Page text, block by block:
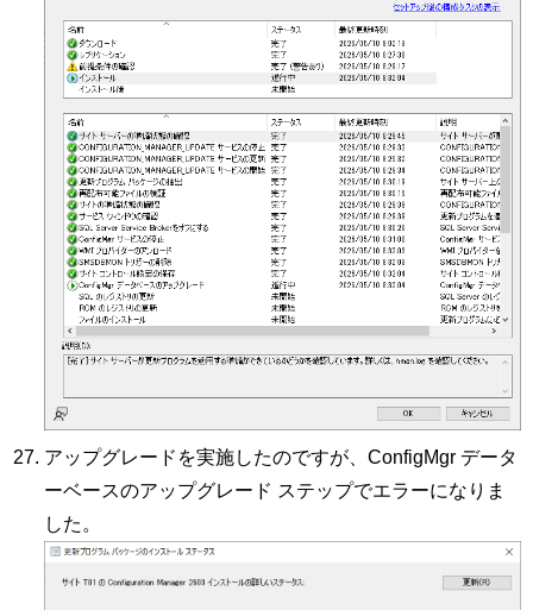
アップグレードを実施したのですが、ConfigMgr データ
ーベースのアップグレード ステップでエラーになりま
した。